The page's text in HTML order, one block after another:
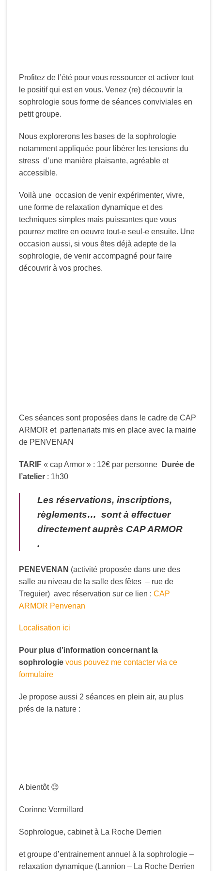
Profitez de l’été pour vous ressourcer et activer tout
le positif qui est en vous. Venez (re) découvrir la
sophrologie sous forme de séances conviviales en
petit groupe.
Nous explorerons les bases de la sophrologie
notamment appliquée pour libérer les tensions du
stress d’une manière plaisante, agréable et
accessible.
Voilà une occasion de venir expérimenter, vivre,
une forme de relaxation dynamique et des
techniques simples mais puissantes que vous
pourrez mettre en oeuvre tout-e seul-e ensuite. Une
occasion aussi, si vous êtes déjà adepte de la
sophrologie, de venir accompagné pour faire
découvrir à vos proches.
Ces séances sont proposées dans le cadre de CAP
ARMOR et partenariats mis en place avec la mairie
de PENVENAN
TARIF « cap Armor » : 12€ par personne
Durée de
l’atelier : 1h30
Les réservations, inscriptions,
règlements… sont à effectuer
directement auprès CAP ARMOR
.
PENEVENAN (activité proposée dans une des
salle au niveau de la salle des fêtes – rue de
Treguier) avec réservation sur ce lien : CAP
ARMOR Penvenan
Localisation ici
Pour plus d’information concernant la
sophrologie vous pouvez me contacter via ce
formulaire
Je propose aussi 2 séances en plein air, au plus
prés de la nature :
A bientôt 😉
Corinne Vermillard
Sophrologue, cabinet à La Roche Derrien
et groupe d’entrainement annuel à la sophrologie –
relaxation dynamique (Lannion – La Roche Derrien